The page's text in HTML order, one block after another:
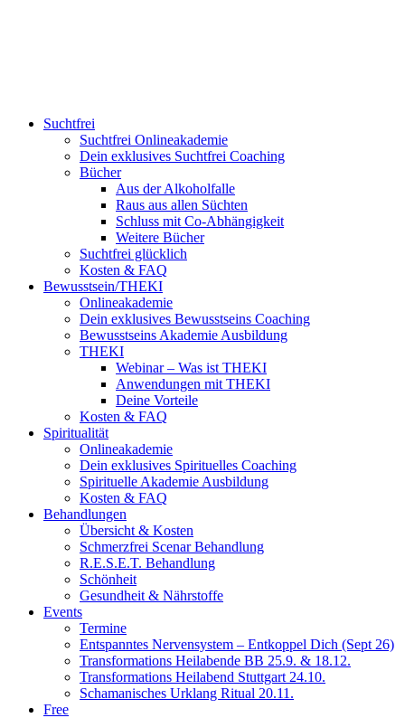
Suchtfrei
Suchtfrei Onlineakademie
Dein exklusives Suchtfrei Coaching
Bücher
Aus der Alkoholfalle
Raus aus allen Süchten
Schluss mit Co-Abhängigkeit
Weitere Bücher
Suchtfrei glücklich
Kosten & FAQ
Bewusstsein/THEKI
Onlineakademie
Dein exklusives Bewusstseins Coaching
Bewusstseins Akademie Ausbildung
THEKI
Webinar – Was ist THEKI
Anwendungen mit THEKI
Deine Vorteile
Kosten & FAQ
Spiritualität
Onlineakademie
Dein exklusives Spirituelles Coaching
Spirituelle Akademie Ausbildung
Kosten & FAQ
Behandlungen
Übersicht & Kosten
Schmerzfrei Scenar Behandlung
R.E.S.E.T. Behandlung
Schönheit
Gesundheit & Nährstoffe
Events
Termine
Entspanntes Nervensystem – Entkoppel Dich (Sept 26)
Transformations Heilabende BB 25.9. & 18.12.
Transformations Heilabend Stuttgart 24.10.
Schamanisches Urklang Ritual 20.11.
Free